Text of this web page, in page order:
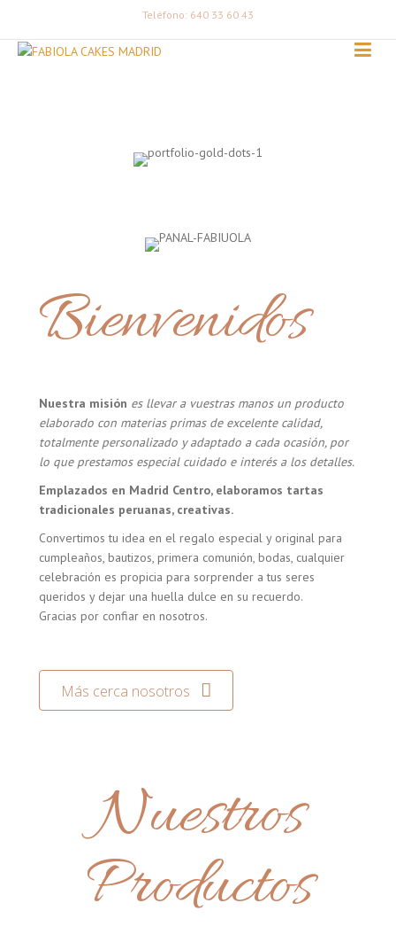
Teléfono: 640 33 60 43
Bienvenidos
Nuestra misión es llevar a vuestras manos un producto
elaborado con materias primas de excelente calidad,
totalmente personalizado y adaptado a cada ocasión, por
lo que prestamos especial cuidado e interés a los detalles.
Emplazados en Madrid Centro, elaboramos tartas
tradicionales peruanas, creativas.
Convertimos tu idea en el regalo especial y original para
cumpleaños, bautizos, primera comunión, bodas, cualquier
celebración es propicia para sorprender a tus seres
queridos y dejar una huella dulce en su recuerdo.
Gracias por confiar en nosotros.
Más cerca nosotros
Nuestros
Productos